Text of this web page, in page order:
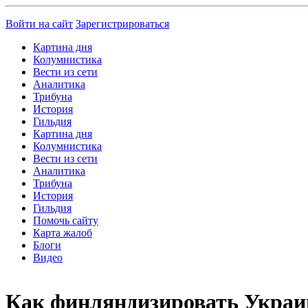
Войти на сайт Зарегистрироваться
Картина дня
Колумнистика
Вести из сети
Аналитика
Трибуна
История
Гильдия
Картина дня
Колумнистика
Вести из сети
Аналитика
Трибуна
История
Гильдия
Помочь сайту
Карта жалоб
Блоги
Видео
Как финляндизировать